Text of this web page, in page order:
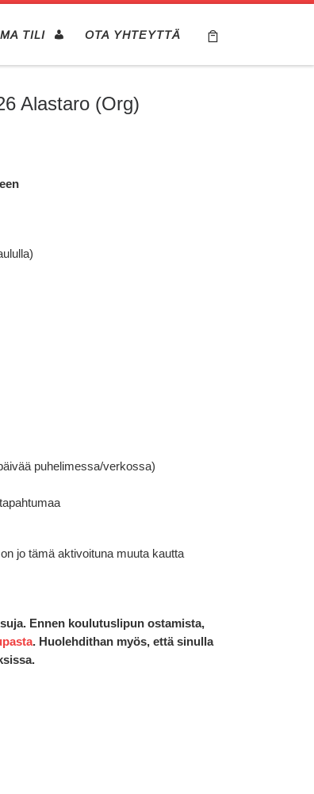
TILI OTA YHTEYTTÄ
Alastaro (Org)
puhelimessa/verkossa)
jo tämä aktivoituna muuta kautta
Ennen koulutuslipun ostamista,
. Huolehdithan myös, että sinulla